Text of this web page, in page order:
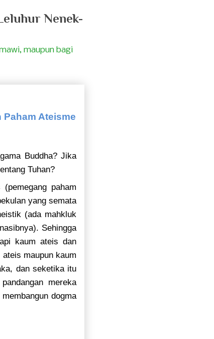
Nenek-
maupun bagi
Ateisme
Buddha? Jika
Tuhan?
paham
yang semata
(ada mahkluk
Sehingga
kaum ateis dan
maupun kaum
dan seketika itu
mereka
dogma